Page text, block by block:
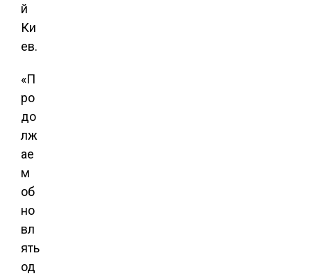
й
Ки
ев.
«П
ро
до
лж
ае
м
об
но
вл
ять
од